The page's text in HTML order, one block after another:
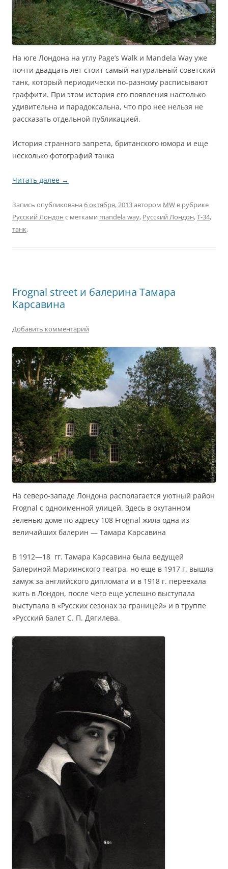
На юге Лондона на углу Page’s Walk и Mandela Way уже
почти двадцать лет стоит самый натуральный советский
танк, который периодически по-разному расписывают
граффити. При этом история его появления настолько
удивительна и парадоксальна, что про нее нельзя не
рассказать отдельной публикацией.
История странного запрета, британского юмора и еще
несколько фотографий танка
Читать далее →
Запись опубликована 6 октября, 2013автором MW в рубрике
Русский Лондон с метками mandela way, Русский Лондон,Т-34,
танк.
Frognal street и балерина Тамара
Карсавина
Добавить комментарий
На северо-западе Лондона раcполагается уютный район
Frognal с одноименной улицей. Здесь в окутанном
зеленью доме по адресу 108 Frognal жила одна из
величайших балерин — Тамара Карсавина
В 1912—18 гг. Тамара Карсавина была ведущей
балериной Мариинского театра, но еще в 1917 г. вышла
замуж за английского дипломата и в 1918 г. переехала
жить в Лондон, после чего еще успешно выступала
выступала в «Русских сезонах за границей» и в труппе
«Русский балет С. П. Дягилева.